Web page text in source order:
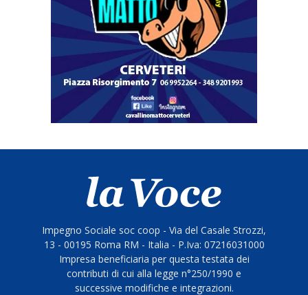
Impegno Sociale soc coop - Via del Casale Strozzi,
13 - 00195 Roma RM - Italia - P.Iva: 07216031000
Impresa beneficiaria per questa testata dei
contributi di cui alla legge n°250/1990 e
successive modifiche e integrazioni.